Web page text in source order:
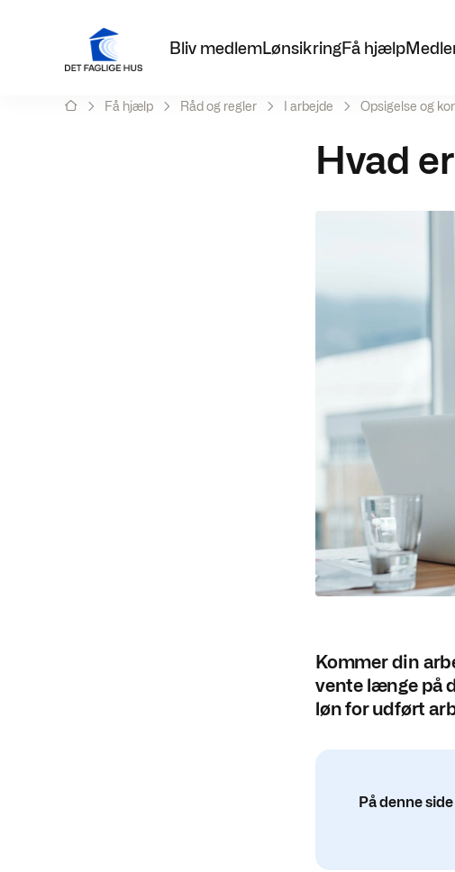
Bliv medlemLønsikringFå hjælp
Få hjælp Råd og regler I arbejde Opsigelse og
Hvad
Kommer din
vente længe på
løn for udført
På denne side